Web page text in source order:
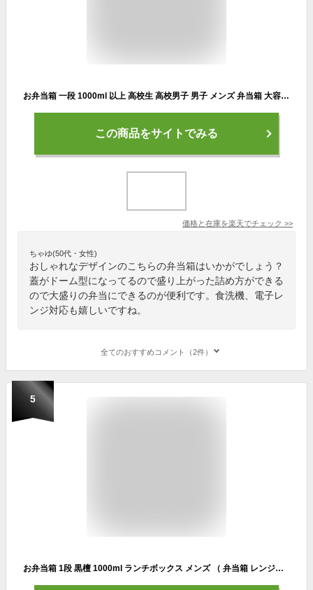
お弁当箱 一段 1000ml 以上 高校生 高校男子 男子 メンズ 弁当箱 大容量 1300ml 男性 男の子 大人 子供 中学生 電子レンジ対応 食洗機対応 おしゃれ 日本製 lbh KLBTM10 [ ル・ボア・オム ドーム型 1段 ランチボックス 19064]
この商品をサイトでみる
価格と在庫を楽天でチェック >>
ちゃゆ(50代・女性)
おしゃれなデザインのこちらの弁当箱はいかがでしょう？
蓋がドーム型になってるので盛り上がった詰め方ができる
ので大盛りの弁当にできるのが便利です。食洗機、電子レ
ンジ対応も嬉しいですね。
全てのおすすめコメント（2件）
5
お弁当箱 1段 黒檀 1000ml ランチボックス メンズ （ 弁当箱 レンジ対応 食洗機対応 木目調 和風 大容量 木目 日本製 電子レンジ対応 中子付き シンプル おしゃれ かっこいい 運動会 一段 ）